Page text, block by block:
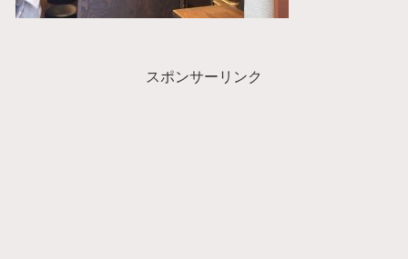
スポンサーリンク